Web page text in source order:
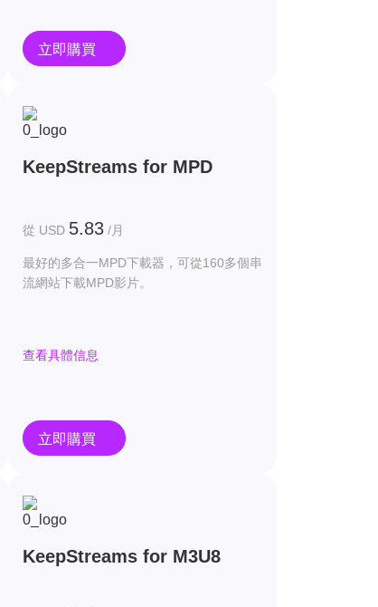
立即購買
KeepStreams for MPD
從 USD 5.83 /月
最好的多合一MPD下載器，可從160多個串
流網站下載MPD影片。
查看具體信息
立即購買
KeepStreams for M3U8